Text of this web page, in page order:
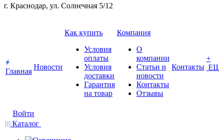
г. Краснодар, ул. Солнечная 5/12
Главная
Новости
Как купить
Условия
оплаты
Условия
доставки
Гарантия
на товар
Компания
О
компании
Статьи и
новости
Контакты
Отзывы
Контакты
+
Войти
Каталог